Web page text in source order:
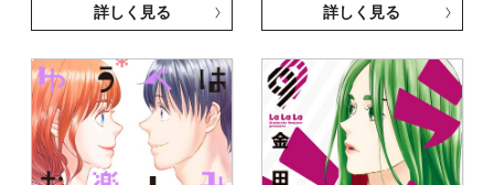
詳しく見る 詳しく見る